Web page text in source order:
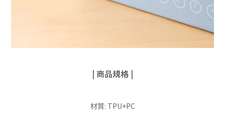
| 商品規格 |
材質: TPU+PC